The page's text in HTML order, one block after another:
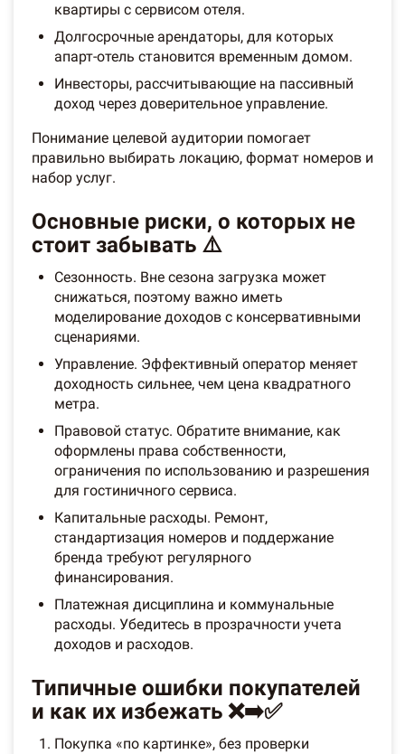
квартиры с сервисом отеля.
Долгосрочные арендаторы, для которых
апарт-отель становится временным домом.
Инвесторы, рассчитывающие на пассивный
доход через доверительное управление.
Понимание целевой аудитории помогает
правильно выбирать локацию, формат номеров и
набор услуг.
Основные риски, о которых не
стоит забывать ⚠️
Сезонность. Вне сезона загрузка может
снижаться, поэтому важно иметь
моделирование доходов с консервативными
сценариями.
Управление. Эффективный оператор меняет
доходность сильнее, чем цена квадратного
метра.
Правовой статус. Обратите внимание, как
оформлены права собственности,
ограничения по использованию и разрешения
для гостиничного сервиса.
Капитальные расходы. Ремонт,
стандартизация номеров и поддержание
бренда требуют регулярного
финансирования.
Платежная дисциплина и коммунальные
расходы. Убедитесь в прозрачности учета
доходов и расходов.
Типичные ошибки покупателей
и как их избежать ❌➡️✅
Покупка «по картинке», без проверки